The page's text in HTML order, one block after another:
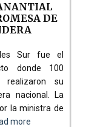
DE
Sur fue el
donde 100
realizaron su
nacional. La
la ministra de
more